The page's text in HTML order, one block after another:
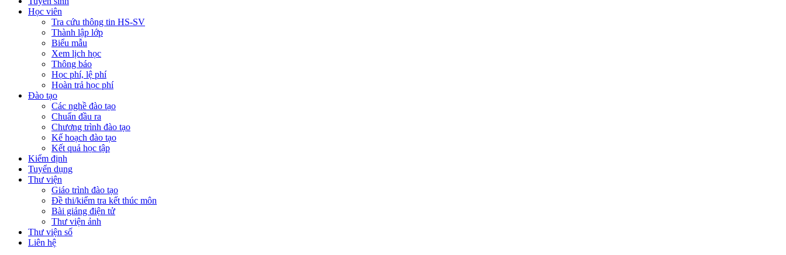
Học viên
Tra cứu thông tin HS-SV
Thành lập lớp
Biểu mẫu
Xem lịch học
Thông báo
Học phí, lệ phí
Hoàn trả học phí
Đào tạo
Các nghề đào tạo
Chuẩn đầu ra
Chương trình đào tạo
Kế hoạch đào tạo
Kết quả học tập
Kiểm định
Tuyển dụng
Thư viện
Giáo trình đào tạo
Đề thi/kiểm tra kết thúc môn
Bài giảng điện tử
Thư viện ảnh
Thư viện số
Liên hệ